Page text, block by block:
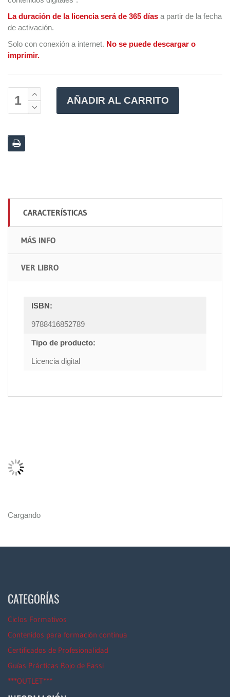
La duración de la licencia será de 365 días a partir de la fecha
de activación.
Solo con conexión a internet. No se puede descargar o
imprimir.
AÑADIR AL CARRITO
CARACTERÍSTICAS
MÁS INFO
VER LIBRO
ISBN:
9788416852789
Tipo de producto:
Licencia digital
Cargando
CATEGORÍAS
Ciclos Formativos
Contenidos para formación continua
Certificados de Profesionalidad
Guías Prácticas Rojo de Fassi
***OUTLET***